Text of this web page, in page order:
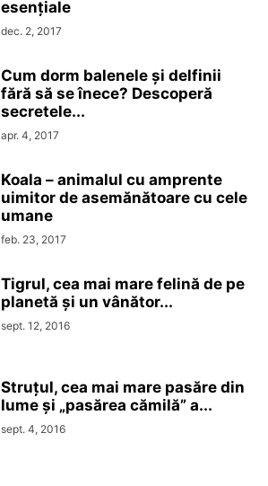
esențiale
dec. 2, 2017
Cum dorm balenele și delfinii
fără să se înece? Descoperă
secretele...
apr. 4, 2017
Koala – animalul cu amprente
uimitor de asemănătoare cu cele
umane
feb. 23, 2017
Tigrul, cea mai mare felină de pe
planetă și un vânător...
sept. 12, 2016
Struțul, cea mai mare pasăre din
lume și „pasărea cămilă” a...
sept. 4, 2016